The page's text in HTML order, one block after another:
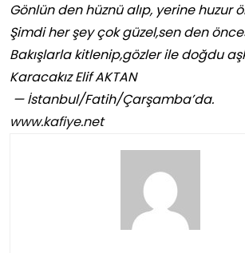
Gönlün den hüznü alıp, yerine huzur
Şimdi her şey çok güzel,sen den
Bakışlarla kitlenip,gözler ile doğdu
Karacakız Elif AKTAN
— İstanbul/Fatih/Çarşamba’da.
www.kafiye.net